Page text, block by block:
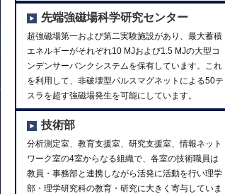
先端強磁場科学研究センター
超強磁場第一および第二実験施設があり、最大蓄積
エネルギーがそれぞれ10 MJおよび1.5 MJの大型コ
ンデンサーバンクシステムを保有しています。これ
を利用して、非破壊型パルスマグネットによる50テ
スラを超す強磁場発生を可能にしています。
技術部
分析測定室、教育支援室、研究支援室、情報ネット
ワーク室の4室からなる組織で、各室の技術職員は
教員・事務部と連携しながら活発に活動を行い理学
部・理学研究科の教育・研究に大きく寄与していま